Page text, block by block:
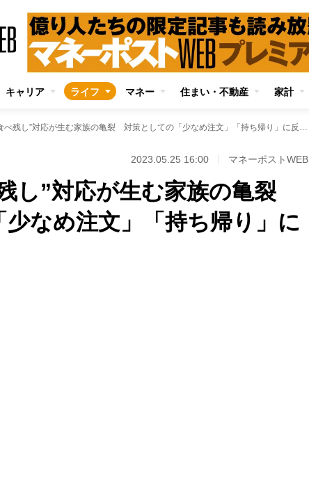
キャリア ライフ マネー 住まい・不動産 家計
外食時の“食べ残し”対応が生む家族の亀裂 対策としての「少なめ注文」「持ち帰り」に反発する人も
2023.05.25 16:00 マネーポストWEB
し”対応が生む家族の亀裂
なめ注文」「持ち帰り」に